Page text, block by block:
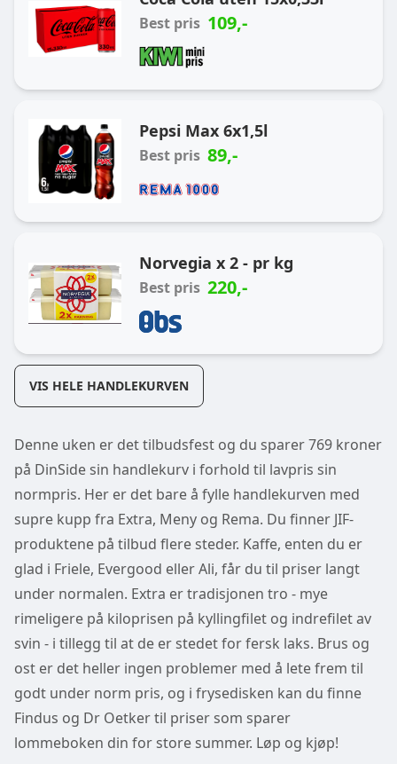
Best pris 109,-
Pepsi Max 6x1,5l
Best pris 89,-
Norvegia x 2 - pr kg
Best pris 220,-
VIS HELE HANDLEKURVEN
Denne uken er det tilbudsfest og du sparer 769 kroner
på DinSide sin handlekurv i forhold til lavpris sin
normpris. Her er det bare å fylle handlekurven med
supre kupp fra Extra, Meny og Rema. Du finner JIF-
produktene på tilbud flere steder. Kaffe, enten du er
glad i Friele, Evergood eller Ali, får du til priser langt
under normalen. Extra er tradisjonen tro - mye
rimeligere på kiloprisen på kyllingfilet og indrefilet av
svin - i tillegg til at de er stedet for fersk laks. Brus og
ost er det heller ingen problemer med å lete frem til
godt under norm pris, og i frysedisken kan du finne
Findus og Dr Oetker til priser som sparer
lommeboken din for store summer. Løp og kjøp!